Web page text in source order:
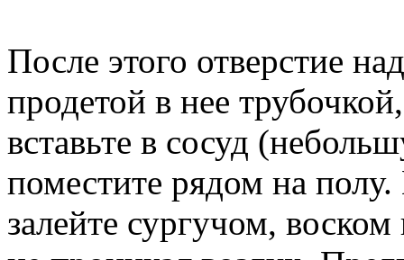
После этого отверстие
продетой в нее
вставьте в сосуд
поместите рядом на
залейте сургучом,